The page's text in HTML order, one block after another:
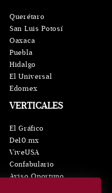
VERTICALES
El Gráfico
De10.mx
ViveUSA
Confabulario
Aviso Oportuno
Querétaro
San Luis Potosí
Oaxaca
Puebla
Hidalgo
El Universal
Edomex